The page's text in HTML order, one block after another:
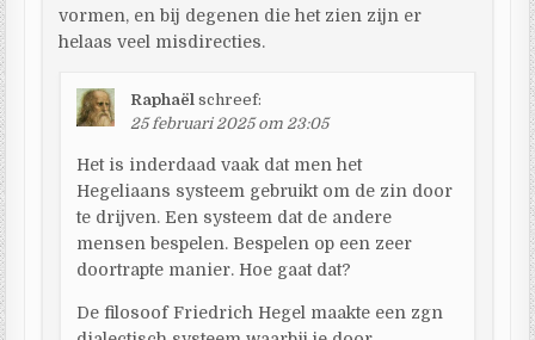
vormen, en bij degenen die het zien zijn er
helaas veel misdirecties.
Raphaël schreef:
25 februari 2025 om 23:05
Het is inderdaad vaak dat men het
Hegeliaans systeem gebruikt om de zin door
te drijven. Een systeem dat de andere
mensen bespelen. Bespelen op een zeer
doortrapte manier. Hoe gaat dat?
De filosoof Friedrich Hegel maakte een zgn